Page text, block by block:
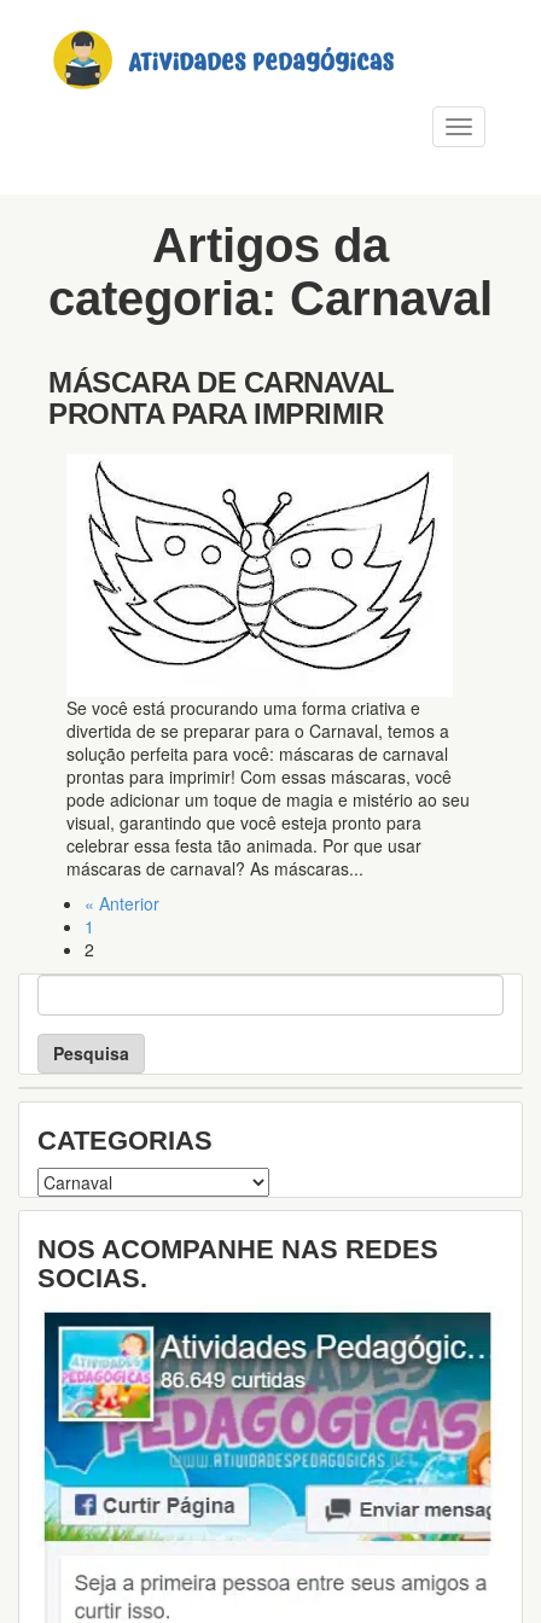
Alternar
Artigos da
categoria: Carnaval
MÁSCARA DE CARNAVAL
PRONTA PARA IMPRIMIR
Se você está procurando uma forma criativa e
divertida de se preparar para o Carnaval, temos a
solução perfeita para você: máscaras de carnaval
prontas para imprimir! Com essas máscaras, você
pode adicionar um toque de magia e mistério ao seu
visual, garantindo que você esteja pronto para
celebrar essa festa tão animada. Por que usar
máscaras de carnaval? As máscaras...
« Anterior
1
2
P
e
s
u
i
a
CATEGORIAS
Categorias
NOS ACOMPANHE NAS REDES
SOCIAS.